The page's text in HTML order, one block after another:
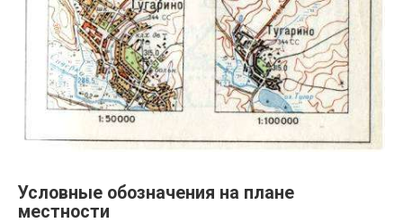
Условные обозначения на плане
местности